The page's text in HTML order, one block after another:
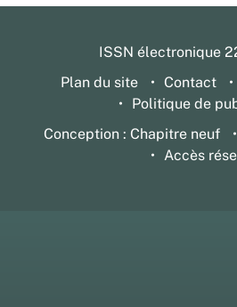
ISSN électronique
Plan du site
Contact
Politique de
Conception : Chapitre neuf
Accès